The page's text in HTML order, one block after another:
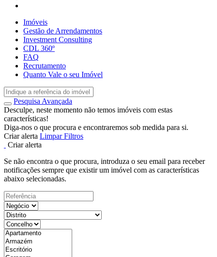
Imóveis
Gestão de Arrendamentos
Investment Consulting
CDL 360º
FAQ
Recrutamento
Quanto Vale o seu Imóvel
Pesquisa Avançada
Desculpe, neste momento não temos imóveis com estas
características!
Diga-nos o que procura e encontraremos sob medida para si.
Criar alerta Limpar Filtros
Criar alerta
Se não encontra o que procura, introduza o seu email para receber
notificações sempre que existir um imóvel com as características
abaixo selecionadas.